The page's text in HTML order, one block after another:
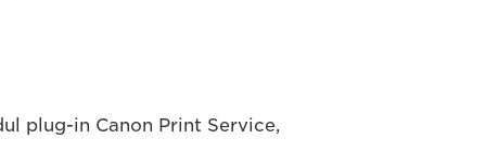
plug-in Canon Print Service,